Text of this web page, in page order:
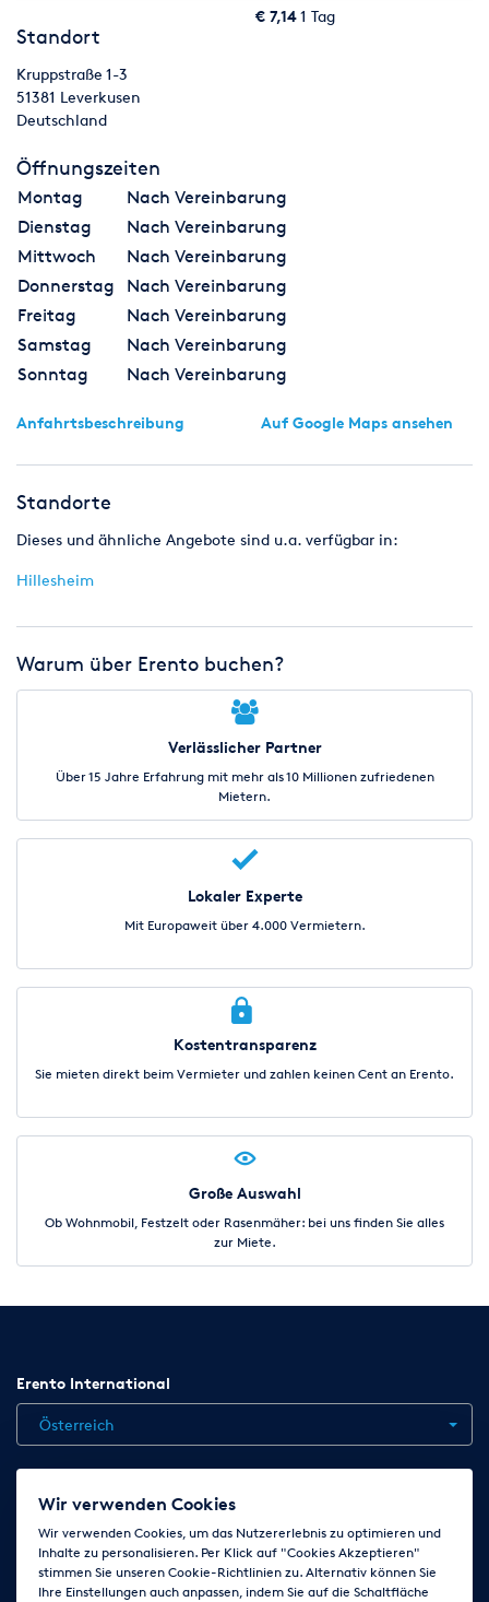
€ 7,141 Tag
Standort
Kruppstraße 1-3
51381 Leverkusen
Deutschland
Öffnungszeiten
Montag
Nach Vereinbarung
Dienstag
Nach Vereinbarung
Mittwoch
Nach Vereinbarung
Donnerstag
Nach Vereinbarung
Freitag
Nach Vereinbarung
Samstag
Nach Vereinbarung
Sonntag
Nach Vereinbarung
Anfahrtsbeschreibung Auf Google Maps ansehen
Standorte
Dieses und ähnliche Angebote sind u.a. verfügbar in:
Hillesheim
Warum über Erento buchen?
Verlässlicher Partner
Über 15 Jahre Erfahrung mit mehr als 10 Millionen zufriedenen
Mietern.
Lokaler Experte
Mit Europaweit über 4.000 Vermietern.
Kostentransparenz
Sie mieten direkt beim Vermieter und zahlen keinen Cent an Erento.
Große Auswahl
Ob Wohnmobil, Festzelt oder Rasenmäher: bei uns finden Sie alles
zur Miete.
Erento International
Österreich
Jobs Kontakt News
AGB
Impressum Cookie-Einstellungen ändern
Folge uns auf
Wir verwenden Cookies
Wir verwenden Cookies, um das Nutzererlebnis zu optimieren und
Inhalte zu personalisieren. Per Klick auf "Cookies Akzeptieren"
stimmen Sie unseren Cookie-Richtlinien zu. Alternativ können Sie
Ihre Einstellungen auch anpassen, indem Sie auf die Schaltfläche